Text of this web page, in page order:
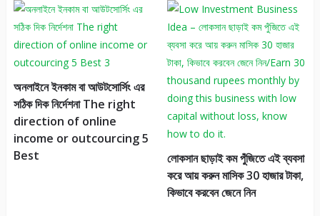
অনলাইনে ইনকাম বা আউটসোর্সিং এর
সঠিক দিক নির্দেশনা The right
direction of online
income or outcourcing 5
Best
লোকসান ছাড়াই কম পুঁজিতে এই ব্যবসা
করে আয় করুন মাসিক 30 হাজার টাকা,
কিভাবে করবেন জেনে নিন